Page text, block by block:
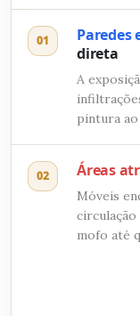
01 Paredes
direta
A
pintura
02 Áreas
Móveis
circulação
mofo até